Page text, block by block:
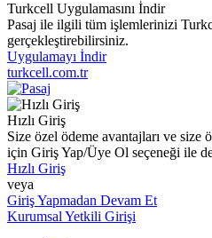
Turkcell Uygulamasını İndir
Pasaj ile ilgili tüm işlemlerinizi
gerçekleştirebilirsiniz.
Uygulamayı İndir
turkcell.com.tr
Hızlı Giriş
Size özel ödeme avantajları ve
için Giriş Yap/Üye Ol seçeneği ile
Hızlı Giriş
veya
Giriş Yapmadan Devam Et
Kurumsal Yetkili Girişi